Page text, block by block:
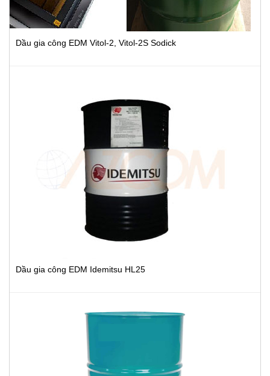
Dầu gia công EDM Vitol-2, Vitol-2S Sodick
Dầu gia công EDM Idemitsu HL25